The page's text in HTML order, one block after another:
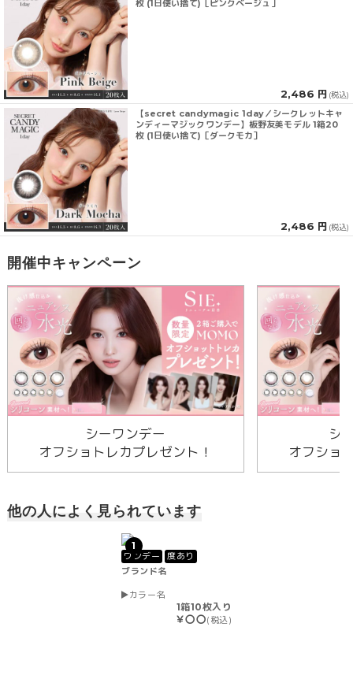
枚 (1日使い捨て)［ピンクベージュ］
2,486 円 (税込)
【secret candymagic 1day／シークレットキャ
ンディーマジックワンデー】板野友美モデル 1箱20
枚 (1日使い捨て)［ダークモカ］
2,486 円 (税込)
開催中キャンペーン
シーワンデー
オフショトレカプレゼント！
シ
オフショ
他の人によく見られています
1
ワンデー
度あり
ブランド名
カラー名
1箱10枚入り
￥〇〇(税込)